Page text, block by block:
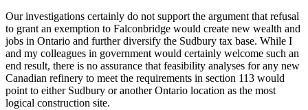
Our investigations certainly do not support the argument that refusal
to grant an exemption to Falconbridge would create new wealth and
jobs in Ontario and further diversify the Sudbury tax base. While I
and my colleagues in government would certainly welcome such an
end result, there is no assurance that feasibility analyses for any new
Canadian refinery to meet the requirements in section 113 would
point to either Sudbury or another Ontario location as the most
logical construction site.